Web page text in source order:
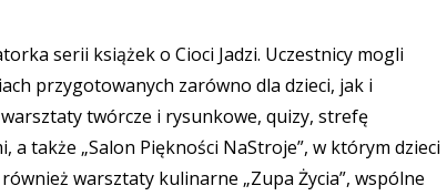
serii książek o Cioci Jadzi. Uczestnicy mogli
przygotowanych zarówno dla dzieci, jak i
twórcze i rysunkowe, quizy, strefę
także „Salon Piękności NaStroje”, w którym dzieci
warsztaty kulinarne „Zupa Życia”, wspólne